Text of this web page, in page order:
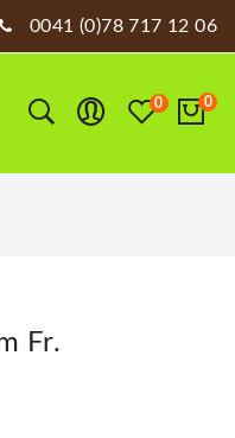
0041 (0)78 717 12 06
0 0
Fr.